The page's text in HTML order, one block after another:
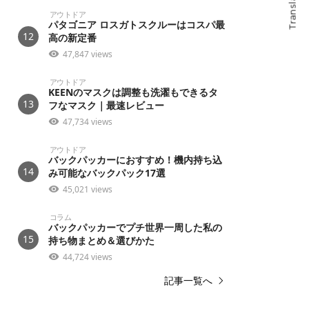
12
アウトドア
パタゴニア ロスガトスクルーはコスパ最
高の新定番
47,847 views
13
アウトドア
KEENのマスクは調整も洗濯もできるタ
フなマスク｜最速レビュー
47,734 views
14
アウトドア
バックパッカーにおすすめ！機内持ち込
み可能なバックパック17選
45,021 views
15
コラム
バックパッカーでプチ世界一周した私の
持ち物まとめ＆選びかた
44,724 views
記事一覧へ